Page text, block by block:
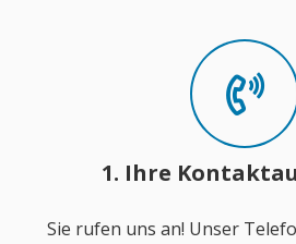
1. Ihre
Sie rufen uns an! Unser